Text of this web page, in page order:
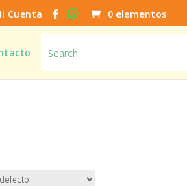
Cuenta 0 elementos